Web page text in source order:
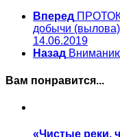
Вперед
добычи
14.06.2019
Назад
Вам понравится...
«Чистые реки,